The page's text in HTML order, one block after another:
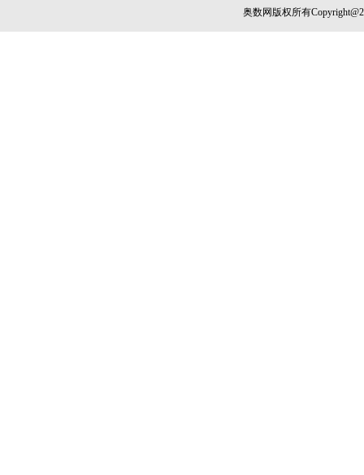
奥数网版权所有